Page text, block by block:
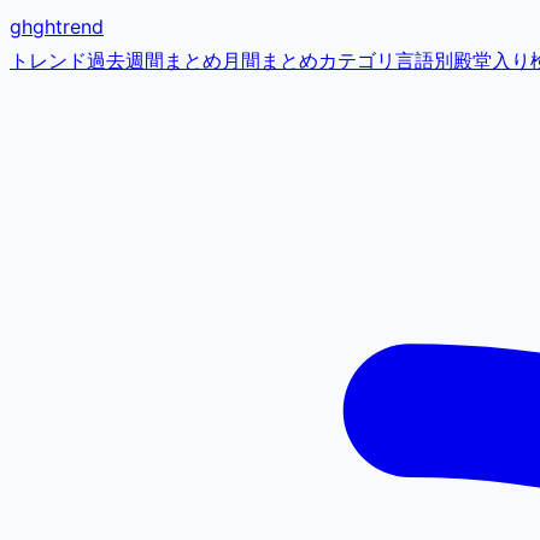
ghghtrend
トレンド過去週間まとめ月間まとめカテゴリ 言語別殿堂入り